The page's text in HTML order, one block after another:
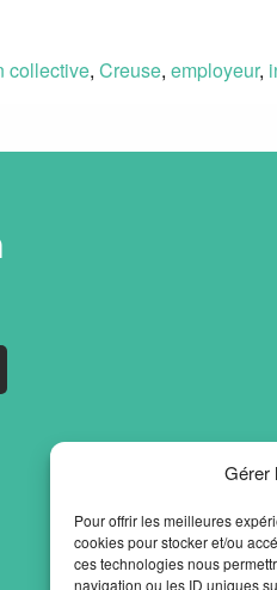
Gérer
Pour offrir les meilleures
cookies pour stocker et/ou
ces technologies nous
navigation ou les ID uniques
collective,Creuse,employeur,